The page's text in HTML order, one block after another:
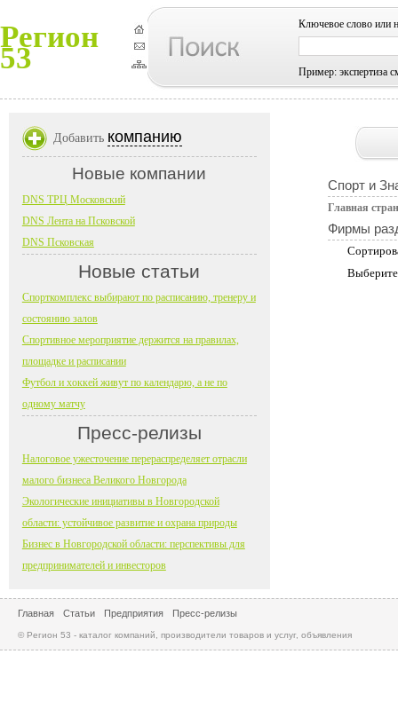
Регион
53
Ключевое слово или
Пример: экспертиза
Спорт и
Главная
Фирмы
Добавить компанию
Новые компании
DNS ТРЦ Московский
DNS Лента на Псковской
DNS Псковская
Новые статьи
Спорткомплекс выбирают по расписанию, тренеру и
состоянию залов
Спортивное мероприятие держится на правилах,
площадке и расписании
Футбол и хоккей живут по календарю, а не по
одному матчу
Пресс-релизы
Налоговое ужесточение перераспределяет отрасли
малого бизнеса Великого Новгорода
Экологические инициативы в Новгородской
области: устойчивое развитие и охрана природы
Бизнес в Новгородской области: перспективы для
предпринимателей и инвесторов
Главная Статьи Предприятия Пресс-релизы
© Регион 53 - каталог компаний, производители товаров и услуг, объявления